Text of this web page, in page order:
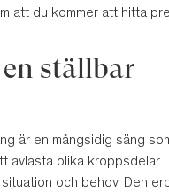
att du kommer att hitta
ställbar
är en mångsidig säng
avlasta olika kroppsdelar
och behov. Den